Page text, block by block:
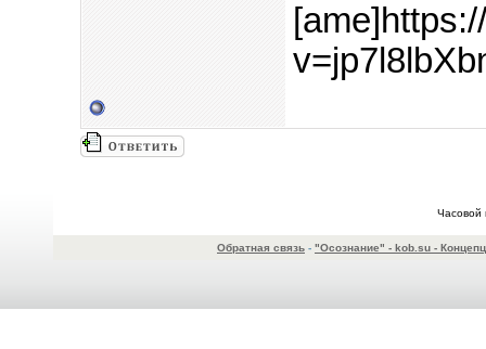
Часовой
Обратная связь - "Осознание" - kob.su -